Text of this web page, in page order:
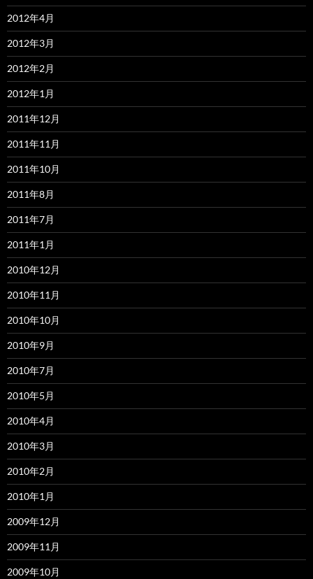
2012年4月
2012年3月
2012年2月
2012年1月
2011年12月
2011年11月
2011年10月
2011年8月
2011年7月
2011年1月
2010年12月
2010年11月
2010年10月
2010年9月
2010年7月
2010年5月
2010年4月
2010年3月
2010年2月
2010年1月
2009年12月
2009年11月
2009年10月